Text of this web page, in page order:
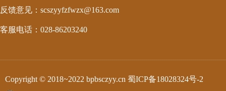
反馈意见：scszyyfzfwzx@163.com
客服电话：028-86203240
Copyright © 2018~2022 bpbsczyy.cn 蜀ICP备18028324号-2